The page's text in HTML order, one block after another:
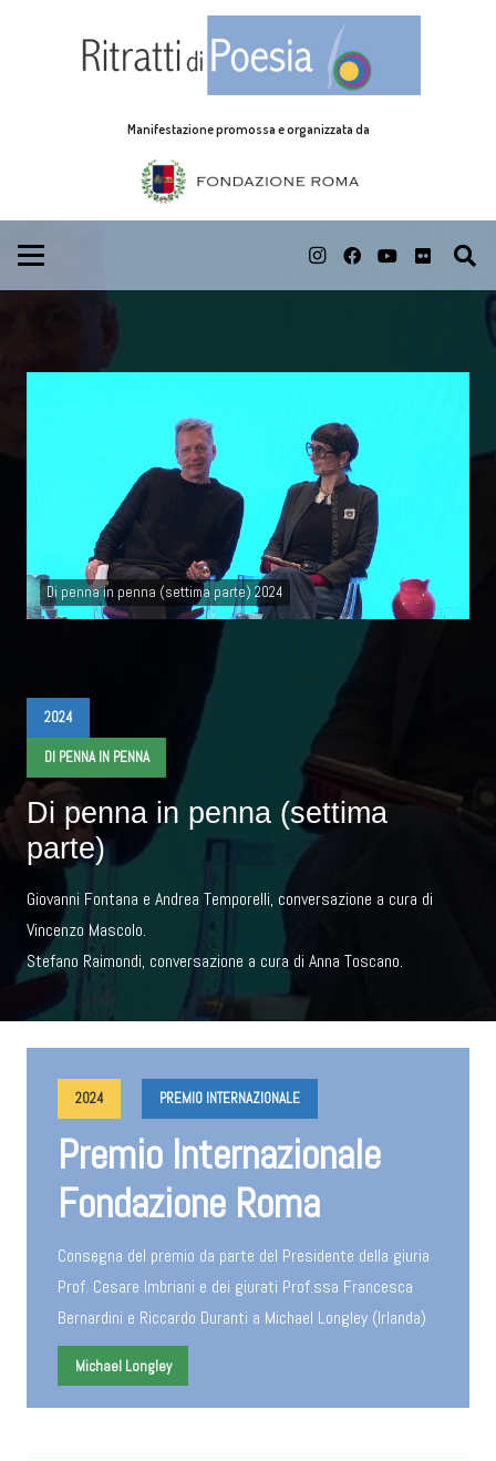
Manifestazione promossa e organizzata da
Di penna in penna (settima parte) 2024
2024
DI PENNA IN PENNA
Di penna in penna (settima
parte)
Giovanni Fontana e Andrea Temporelli, conversazione a cura di
Vincenzo Mascolo.
Stefano Raimondi, conversazione a cura di Anna Toscano.
2024 PREMIO INTERNAZIONALE
Premio Internazionale
Fondazione Roma
Consegna del premio da parte del Presidente della giuria
Prof. Cesare Imbriani e dei giurati Prof.ssa Francesca
Bernardini e Riccardo Duranti a Michael Longley (Irlanda)
Michael Longley